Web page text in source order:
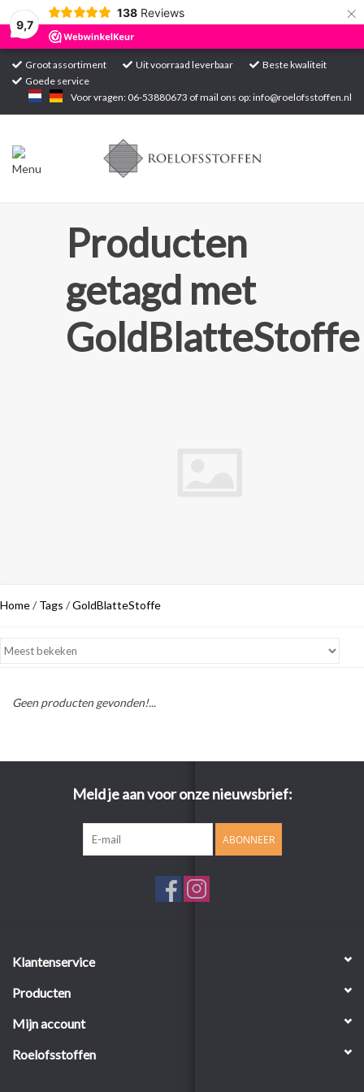
9,7
138 Reviews ×
Groot assortiment Uit voorraad leverbaar
Beste kwaliteit
Goede service
Voor vragen: 06-53880673 of mail ons op:info@roelofsstoffen.nl
Home
Producten
getagd met
GoldBlatteStoffe
Home/ Tags /GoldBlatteStoffe
Geen producten gevonden!...
Meld je aan voor onze nieuwsbrief:
ABONNEER
Klantenservice
Producten
Mijn account
Roelofsstoffen